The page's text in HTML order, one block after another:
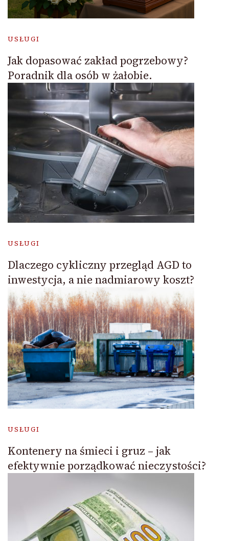
USŁUGI
Jak dopasować zakład pogrzebowy?
Poradnik dla osób w żałobie.
USŁUGI
Dlaczego cykliczny przegląd AGD to
inwestycja, a nie nadmiarowy koszt?
USŁUGI
Kontenery na śmieci i gruz – jak
efektywnie porządkować nieczystości?